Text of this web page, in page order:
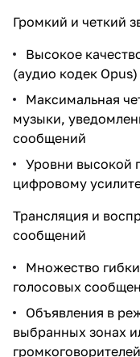
Громкий и четкий
Высокое
(аудио кодек Opus)
Максимальная
музыки,
сообщений
Уровни высокой
цифровому
Трансляция и
сообщений
Множество
голосовых
Объявления в
выбранных зонах